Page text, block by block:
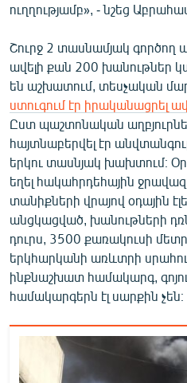
ուղղությամբ», - նշեց
Շուրջ 2 տասնամյակ գործող
ավելի քան 200 խանութներ
են աշխատում, տեսչական
ստուգում էր իրականացրել
Ըստ պաշտոնական
հայտնաբերվել էր
երկու տասնյակ խախտում։
եղել հակահրդեհային
տանիքների վրայով օդային
անցկացված, խանութների
դուրս, 3500 քառակուսի
երկհարկանի առևտրի
ինքնաշխատ համակարգ,
համակարգերն էլ սարքին չեն։